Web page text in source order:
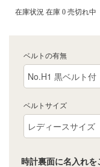
在庫状況 在庫 0 売切れ中
ベルトの有無
ベルトサイズ
時計裏面に名入れ